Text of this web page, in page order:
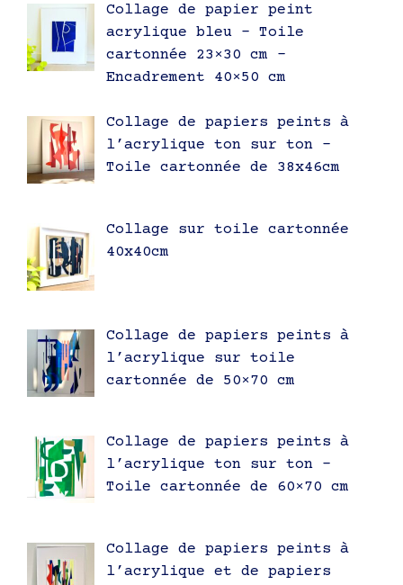
Collage de papier peint
acrylique bleu – Toile
cartonnée 23×30 cm –
Encadrement 40×50 cm
Collage de papiers peints à
l’acrylique ton sur ton –
Toile cartonnée de 38x46cm
Collage sur toile cartonnée
40x40cm
Collage de papiers peints à
l’acrylique sur toile
cartonnée de 50×70 cm
Collage de papiers peints à
l’acrylique ton sur ton –
Toile cartonnée de 60×70 cm
Collage de papiers peints à
l’acrylique et de papiers